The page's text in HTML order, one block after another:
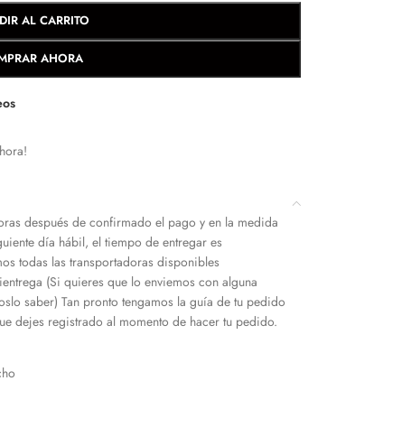
AL CARRITO
AHORA
después de confirmado el pago y en la medida
día hábil, el tiempo de entregar es
todas las transportadoras disponibles
(Si quieres que lo enviemos con alguna
saber) Tan pronto tengamos la guía de tu pedido
dejes registrado al momento de hacer tu pedido.